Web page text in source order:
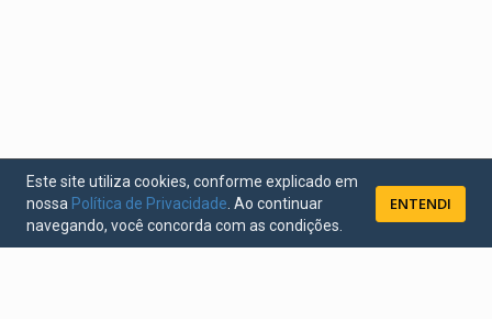
Este site utiliza cookies, conforme explicado em
nossa Política de Privacidade . Ao continuar
navegando, você concorda com as condições.
ENTENDI